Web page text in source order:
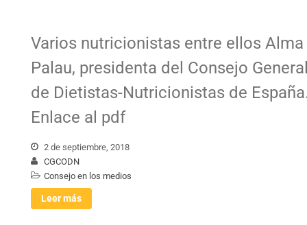
Varios nutricionistas entre ellos Alma
Palau, presidenta del Consejo
de Dietistas-Nutricionistas de
Enlace al pdf
2 de septiembre, 2018
CGCODN
Consejo en los medios
Leer más